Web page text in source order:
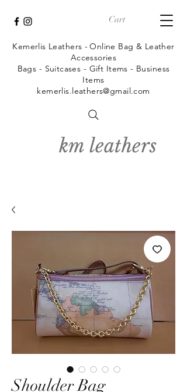
Cart
km leathers
Kemerlis Leathers - Online Bag & Leather
Accessories
Bags - Suitcases - Gift Items - Business
Items
kemerlis.leathers@gmail.com
Shoulder Bag